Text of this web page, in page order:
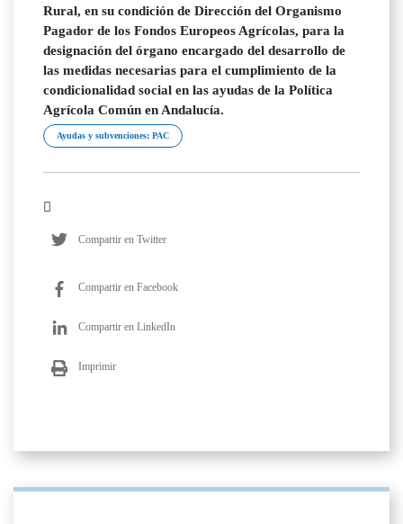
Rural, en su condición de Dirección del Organismo
Pagador de los Fondos Europeos Agrícolas, para la
designación del órgano encargado del desarrollo de
las medidas necesarias para el cumplimiento de la
condicionalidad social en las ayudas de la Política
Agrícola Común en Andalucía.
Ayudas y subvenciones; PAC
Compartir en Twitter
Compartir en Facebook
Compartir en LinkedIn
Imprimir